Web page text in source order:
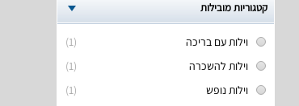
קטגוריות מובילות
(1)
וילות עם בריכה
(1)
וילות להשכרה
(1)
וילות נופש